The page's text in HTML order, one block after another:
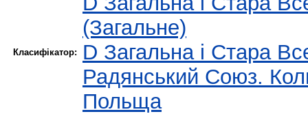
Класифікатор:
(Загальне)
D Загальна і Стара
Радянський Союз.
Польща